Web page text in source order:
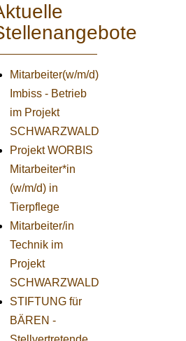
Mitarbeiter(w/m/d)
Imbiss - Betrieb
im Projekt
SCHWARZWALD
Projekt WORBIS
Mitarbeiter*in
(w/m/d) in
Tierpflege
Mitarbeiter/in
Technik im
Projekt
SCHWARZWALD
STIFTUNG für
BÄREN -